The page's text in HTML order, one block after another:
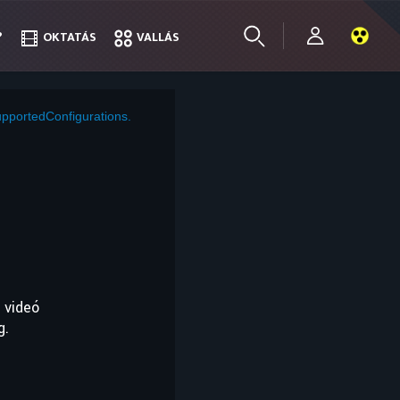
OKTATÁS VALLÁS
OKTATÁS VALLÁS